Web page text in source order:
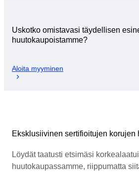
Uskotko omistavasi täydellisen
huutokaupoistamme?
Aloita myyminen
Eksklusiivinen sertifioitujen korujen
Löydät taatusti etsimäsi
huutokaupassamme, riippumatta